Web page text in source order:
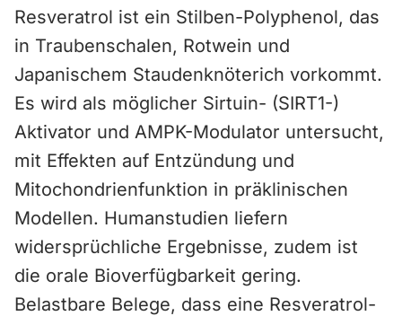
Resveratrol ist ein Stilben-Polyphenol, das
in Traubenschalen, Rotwein und
Japanischem Staudenknöterich vorkommt.
Es wird als möglicher Sirtuin- (SIRT1-)
Aktivator und AMPK-Modulator untersucht,
mit Effekten auf Entzündung und
Mitochondrienfunktion in präklinischen
Modellen. Humanstudien liefern
widersprüchliche Ergebnisse, zudem ist
die orale Bioverfügbarkeit gering.
Belastbare Belege, dass eine Resveratrol-